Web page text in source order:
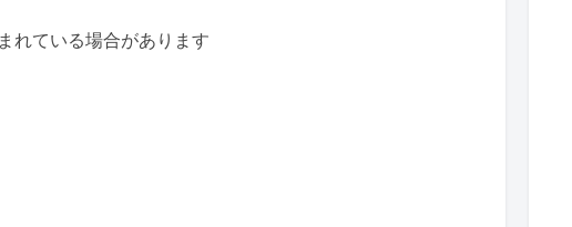
れている場合があります